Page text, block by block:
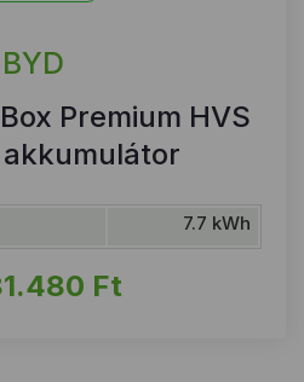
BYD
Premium HVS
akkumulátor
7.7 kWh
Ft